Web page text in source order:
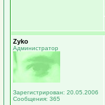
Zyko
Администратор
Зарегистрирован: 20.05.2006
Сообщения: 365